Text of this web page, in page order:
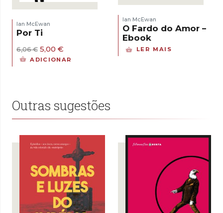
Ian McEwan
Por Ti
6,06€ O
preço
5,00 €
preço
ADICIONAR
Ian McEwan
O Fardo do Amor –
Ebook
LER MAIS
Outras sugestões